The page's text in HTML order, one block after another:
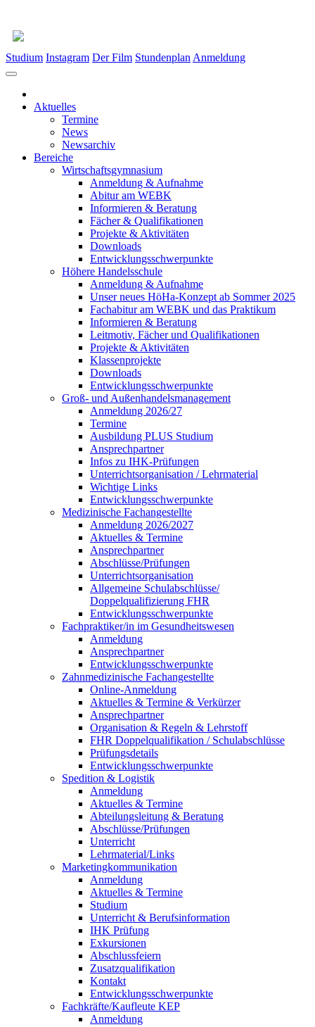
Studium Instagram Der Film Stundenplan Anmeldung
Aktuelles
Termine
News
Newsarchiv
Bereiche
Wirtschaftsgymnasium
Anmeldung & Aufnahme
Abitur am WEBK
Informieren & Beratung
Fächer & Qualifikationen
Projekte & Aktivitäten
Downloads
Entwicklungsschwerpunkte
Höhere Handelsschule
Anmeldung & Aufnahme
Unser neues HöHa-Konzept ab Sommer 2025
Fachabitur am WEBK und das Praktikum
Informieren & Beratung
Leitmotiv, Fächer und Qualifikationen
Projekte & Aktivitäten
Klassenprojekte
Downloads
Entwicklungsschwerpunkte
Groß- und Außenhandelsmanagement
Anmeldung 2026/27
Termine
Ausbildung PLUS Studium
Ansprechpartner
Infos zu IHK-Prüfungen
Unterrichtsorganisation / Lehrmaterial
Wichtige Links
Entwicklungsschwerpunkte
Medizinische Fachangestellte
Anmeldung 2026/2027
Aktuelles & Termine
Ansprechpartner
Abschlüsse/Prüfungen
Unterrichtsorganisation
Allgemeine Schulabschlüsse/
Doppelqualifizierung FHR
Entwicklungsschwerpunkte
Fachpraktiker/in im Gesundheitswesen
Anmeldung
Ansprechpartner
Entwicklungsschwerpunkte
Zahnmedizinische Fachangestellte
Online-Anmeldung
Aktuelles & Termine & Verkürzer
Ansprechpartner
Organisation & Regeln & Lehrstoff
FHR Doppelqualifikation / Schulabschlüsse
Prüfungsdetails
Entwicklungsschwerpunkte
Spedition & Logistik
Anmeldung
Aktuelles & Termine
Abteilungsleitung & Beratung
Abschlüsse/Prüfungen
Unterricht
Lehrmaterial/Links
Marketingkommunikation
Anmeldung
Aktuelles & Termine
Studium
Unterricht & Berufsinformation
IHK Prüfung
Exkursionen
Abschlussfeiern
Zusatzqualifikation
Kontakt
Entwicklungsschwerpunkte
Fachkräfte/Kaufleute KEP
Anmeldung